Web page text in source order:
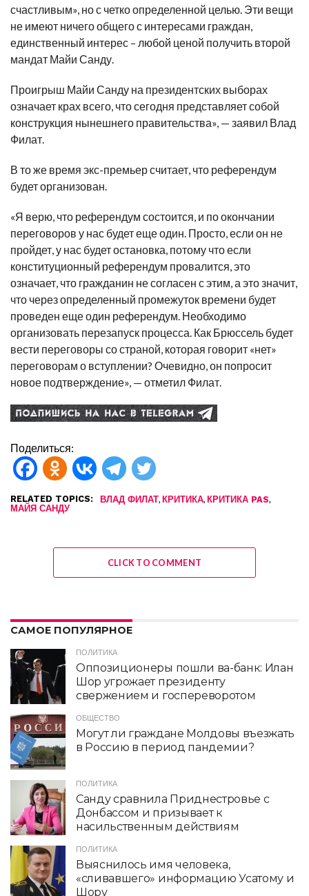
счастливым», но с четко определенной целью. Эти вещи
не имеют ничего общего с интересами граждан,
единственный интерес – любой ценой получить второй
мандат Майи Санду.
Проигрыш Майи Санду на президентских выборах
означает крах всего, что сегодня представляет собой
конструкция нынешнего правительства», — заявил Влад
Филат.
В то же время экс-премьер считает, что референдум
будет организован.
«Я верю, что референдум состоится, и по окончании
переговоров у нас будет еще один. Просто, если он не
пройдет, у нас будет остановка, потому что если
конституционный референдум провалится, это
означает, что гражданин не согласен с этим, а это значит,
что через определенный промежуток времени будет
проведен еще один референдум. Необходимо
организовать перезапуск процесса. Как Брюссель будет
вести переговоры со страной, которая говорит «нет»
переговорам о вступлении? Очевидно, он попросит
новое подтверждение», — отметил Филат.
Поделиться:
RELATED TOPICS: ВЛАД ФИЛАТ, КРИТИКА, КРИТИКА PAS,
МАЙЯ САНДУ
CLICK TO COMMENT
САМОЕ ПОПУЛЯРНОЕ
ПОЛИТИКА
Оппозиционеры пошли ва-банк: Илан
Шор угрожает президенту
свержением и госпереворотом
ОБЩЕСТВО
Могут ли граждане Молдовы въезжать
в Россию в период пандемии?
ПОЛИТИКА
Санду сравнила Приднестровье с
Донбассом и призывает к
насильственным действиям
ПОЛИТИКА
Выяснилось имя человека,
«сливавшего» информацию Усатому и
Шору